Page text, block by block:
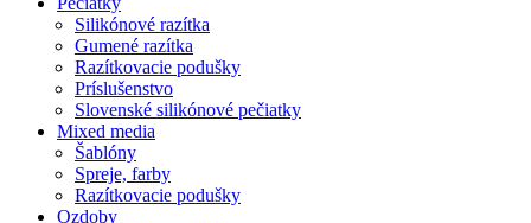
Silikónové razítka
Gumené razítka
Razítkovacie podušky
Príslušenstvo
Slovenské silikónové pečiatky
Mixed media
Šablóny
Spreje, farby
Razítkovacie podušky
Ozdoby